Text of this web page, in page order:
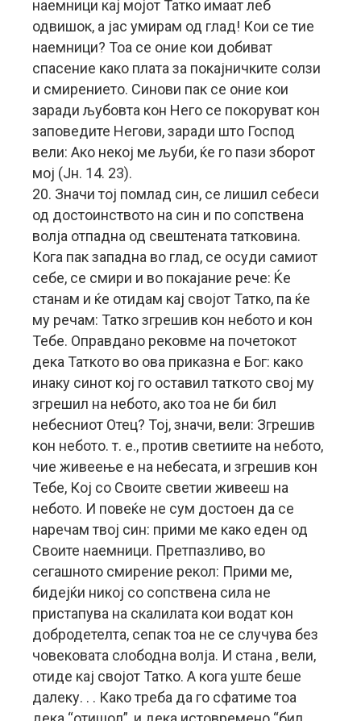
наемници кај мојот Татко имаат леб
одвишок, а јас умирам од глад! Кои се тие
наемници? Тоа се оние кои добиват
спасение како плата за покајничките солзи
и смирението. Синови пак се оние кои
заради љубовта кон Него се покоруват кон
заповедите Негови, заради што Господ
вели: Ако некој ме љуби, ќе го пази зборот
мој (Јн. 14. 23).
20. Значи тој помлад син, се лишил себеси
од достоинството на син и по сопствена
волја отпадна од свештената татковина.
Кога пак западна во глад, се осуди самиот
себе, се смири и во покајание рече: Ќе
станам и ќе отидам кај својот Татко, па ќе
му речам: Татко згрешив кон небото и кон
Тебе. Оправдано рековме на почетокот
дека Таткото во ова приказна е Бог: како
инаку синот кој го оставил таткото свој му
згрешил на небото, ако тоа не би бил
небесниот Отец? Тој, значи, вели: Згрешив
кон небото. т. е., против светиите на небото,
чие живеење е на небесата, и згрешив кон
Тебе, Кој со Своите светии живееш на
небото. И повеќе не сум достоен да се
наречам твој син: прими ме како еден од
Своите наемници. Претпазливо, во
сегашното смирение рекол: Прими ме,
бидејќи никој со сопствена сила не
пристапува на скалилата кои водат кон
добродетелта, сепак тоа не се случува без
човековата слободна волја. И стана , вели,
отиде кај својот Татко. А кога уште беше
далеку. . . Како треба да го сфатиме тоа